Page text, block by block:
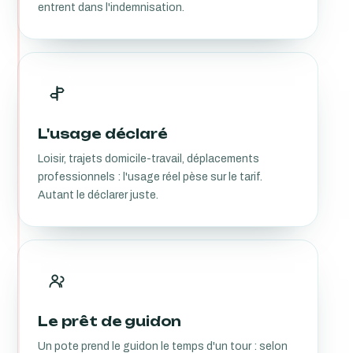
entrent dans l'indemnisation.
L'usage déclaré
Loisir, trajets domicile-travail, déplacements
professionnels : l'usage réel pèse sur le tarif.
Autant le déclarer juste.
Le prêt de guidon
Un pote prend le guidon le temps d'un tour : selon